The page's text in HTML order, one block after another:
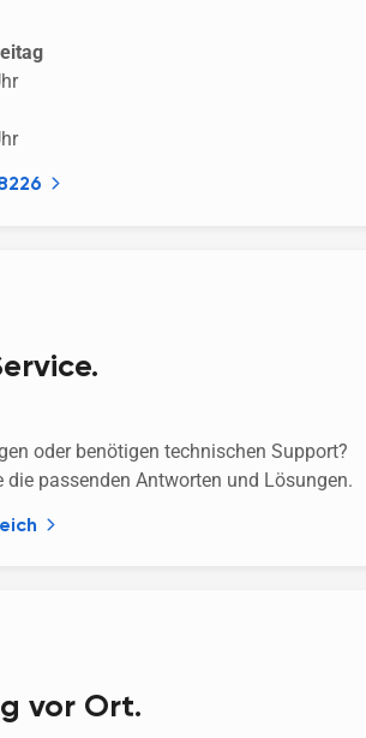
oder benötigen technischen Support?
die passenden Antworten und Lösungen.
vor Ort.